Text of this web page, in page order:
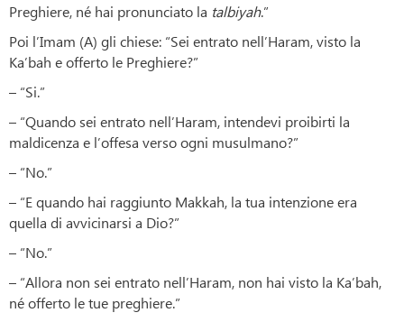
Preghiere, né hai pronunciato la talbiyah.”
Poi l’Imam (A) gli chiese: “Sei entrato nell’Haram, visto la
Ka’bah e offerto le Preghiere?”
– “Si.”
– “Quando sei entrato nell’Haram, intendevi proibirti la
maldicenza e l’offesa verso ogni musulmano?”
– “No.”
– “E quando hai raggiunto Makkah, la tua intenzione era
quella di avvicinarsi a Dio?”
– “No.”
– “Allora non sei entrato nell’Haram, non hai visto la Ka’bah,
né offerto le tue preghiere.”